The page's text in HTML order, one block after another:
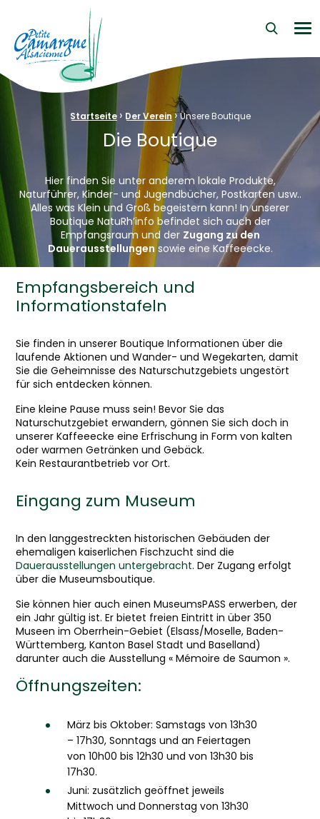
La Petite Camargue Alsacienne Réserve Naturelle au
Brotkrümelnavigation:
Startseite › Der Verein ›Unsere Boutique
Die Boutique
Hier finden Sie unter anderem lokale Produkte,
Naturführer, Kinder- und Jugendbücher, Postkarten usw..
Alles was Klein und Groß begeistern kann! In unserer
Boutique NatuRh’info befindet sich auch der
Empfangsraum und der Zugang zu den
Dauerausstellungensowie eine Kaffeeecke.
Empfangsbereich und
Informationstafeln
Sie finden in unserer Boutique Informationen über die
laufende Aktionen und Wander- und Wegekarten, damit
Sie die Geheimnisse des Naturschutzgebiets ungestört
für sich entdecken können.
Eine kleine Pause muss sein! Bevor Sie das
Naturschutzgebiet erwandern, gönnen Sie sich doch in
unserer Kaffeeecke eine Erfrischung in Form von kalten
oder warmen Getränken und Gebäck.
Kein Restaurantbetrieb vor Ort.
Eingang zum Museum
In den langgestreckten historischen Gebäuden der
ehemaligen kaiserlichen Fischzucht sind die
Dauerausstellungen untergebracht. Der Zugang erfolgt
über die Museumsboutique.
Sie können hier auch einen MuseumsPASS erwerben, der
ein Jahr gültig ist. Er bietet freien Eintritt in über 350
Museen im Oberrhein-Gebiet (Elsass/Moselle, Baden-
Württemberg, Kanton Basel Stadt und Baselland)
darunter auch die Ausstellung « Mémoire de Saumon ».
Öffnungszeiten:
März bis Oktober: Samstags von 13h30
– 17h30, Sonntags und an Feiertagen
von 10h00 bis 12h30 und von 13h30 bis
17h30.
Juni: zusätzlich geöffnet jeweils
Mittwoch und Donnerstag von 13h30